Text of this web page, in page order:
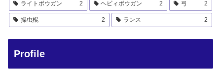
ライトボウガン 2 ヘビィボウガン 2 弓 2
操虫棍 2 ランス 2
Profile